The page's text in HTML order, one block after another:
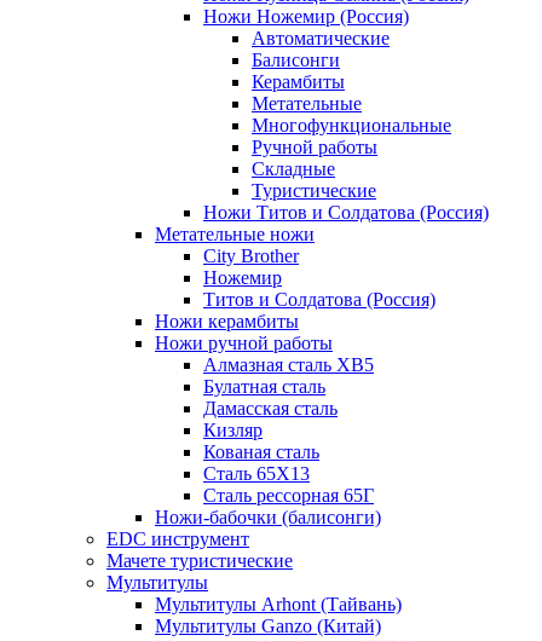
Ножи Ножемир (Россия)
Автоматические
Балисонги
Керамбиты
Метательные
Многофункциональные
Ручной работы
Складные
Туристические
Ножи Титов и Солдатова (Россия)
Метательные ножи
City Brother
Ножемир
Титов и Солдатова (Россия)
Ножи керамбиты
Ножи ручной работы
Алмазная сталь ХВ5
Булатная сталь
Дамасская сталь
Кизляр
Кованая сталь
Сталь 65Х13
Сталь рессорная 65Г
Ножи-бабочки (балисонги)
EDC инструмент
Мачете туристические
Мультитулы
Мультитулы Arhont (Тайвань)
Мультитулы Ganzo (Китай)